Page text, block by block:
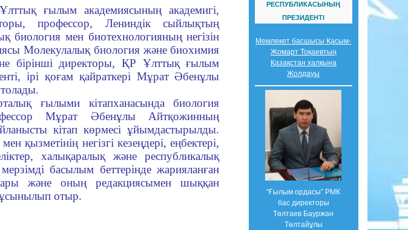
ғылым академиясының академигі,
профессор, Лениндік сыйлықтың
биология мен биотехнологияның негізін
Молекулалық биология және биохимия
бірінші директоры, ҚР Ұлттық ғылым
ірі қоғам қайраткері Мұрат Әбенұлы
ғылыми кітапханасында биология
Мұрат Әбенұлы Айтқожинның
кітап көрмесі ұйымдастырылды.
мен қызметінің негізгі кезеңдері, еңбектері,
халықаралық және республикалық
мерзімді басылым беттерінде жарияланған
және оның редакциясымен шыққан
отыр.
РЕСПУБЛИКАСЫНЫҢ
ПРЕЗИДЕНТІ
Мемлекет басшысы Қасым-
Жомарт Тоқаевтың
Қазақстан халқына
Жолдауы
“Ғылым ордасы” РМК
бас директоры
Төлтаев Бауржан
Төлтайұлы